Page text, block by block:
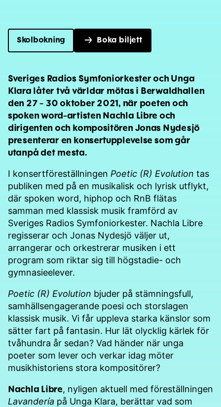
Sveriges Radios Symfoniorkester och Unga
Klara låter två världar mötas i Berwaldhallen
den 27 - 30 oktober 2021, när poeten och
spoken word-artisten Nachla Libre och
dirigenten och kompositören Jonas Nydesjö
presenterar en konsertupplevelse som går
utanpå det mesta.
I konsertföreställningen Poetic (R) Evolution tas
publiken med på en musikalisk och lyrisk utflykt,
där spoken word, hiphop och RnB flätas
samman med klassisk musik framförd av
Sveriges Radios Symfoniorkester. Nachla Libre
regisserar och Jonas Nydesjö väljer ut,
arrangerar och orkestrerar musiken i ett
program som riktar sig till högstadie- och
gymnasieelever.
Poetic (R) Evolution bjuder på stämningsfull,
samhällsengagerande poesi och storslagen
klassisk musik. Vi får uppleva starka känslor som
sätter fart på fantasin. Hur lät olycklig kärlek för
tvåhundra år sedan? Vad händer när unga
poeter som lever och verkar idag möter
musikhistoriens stora kompositörer?
Nachla Libre, nyligen aktuell med föreställningen
Lavandería på Unga Klara, berättar vad som
Skolbokning Boka biljett